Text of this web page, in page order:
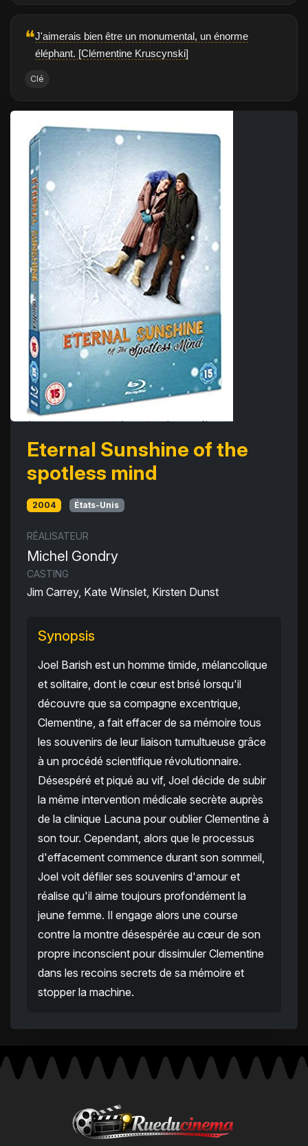
❝J'aimerais bien être un monumental, un énorme
éléphant. [Clémentine Kruscynski]
Clé
Eternal Sunshine of the
spotless mind
2004 États-Unis
RÉALISATEUR
Michel Gondry
CASTING
Jim Carrey, Kate Winslet, Kirsten Dunst
Synopsis
Joel Barish est un homme timide, mélancolique
et solitaire, dont le cœur est brisé lorsqu'il
découvre que sa compagne excentrique,
Clementine, a fait effacer de sa mémoire tous
les souvenirs de leur liaison tumultueuse grâce
à un procédé scientifique révolutionnaire.
Désespéré et piqué au vif, Joel décide de subir
la même intervention médicale secrète auprès
de la clinique Lacuna pour oublier Clementine à
son tour. Cependant, alors que le processus
d'effacement commence durant son sommeil,
Joel voit défiler ses souvenirs d'amour et
réalise qu'il aime toujours profondément la
jeune femme. Il engage alors une course
contre la montre désespérée au cœur de son
propre inconscient pour dissimuler Clementine
dans les recoins secrets de sa mémoire et
stopper la machine.